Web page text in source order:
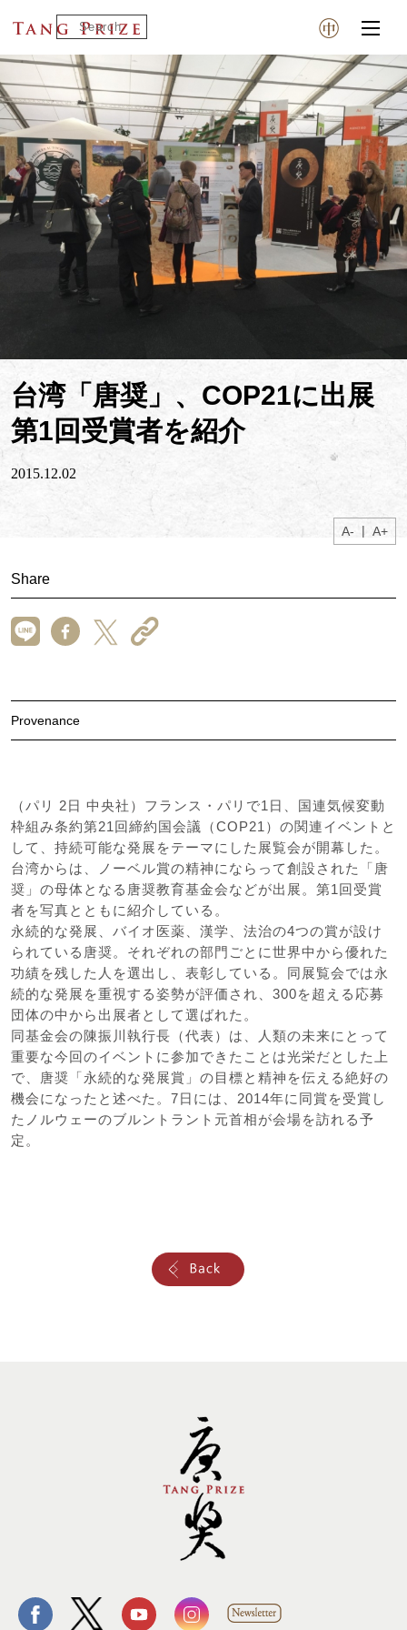
台湾「唐奨」、COP21に出展
第1回受賞者を紹介
2015.12.02
A- | A+
Share
Provenance
（パリ 2日 中央社）フランス・パリで1日、国連気候変動
枠組み条約第21回締約国会議（COP21）の関連イベントと
して、持続可能な発展をテーマにした展覧会が開幕した。
台湾からは、ノーベル賞の精神にならって創設された「唐
奨」の母体となる唐奨教育基金会などが出展。第1回受賞
者を写真とともに紹介している。
永続的な発展、バイオ医薬、漢学、法治の4つの賞が設け
られている唐奨。それぞれの部門ごとに世界中から優れた
功績を残した人を選出し、表彰している。同展覧会では永
続的な発展を重視する姿勢が評価され、300を超える応募
団体の中から出展者として選ばれた。
同基金会の陳振川執行長（代表）は、人類の未来にとって
重要な今回のイベントに参加できたことは光栄だとした上
で、唐奨「永続的な発展賞」の目標と精神を伝える絶好の
機会になったと述べた。7日には、2014年に同賞を受賞し
たノルウェーのブルントラント元首相が会場を訪れる予
定。